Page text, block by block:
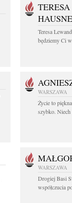
Teresa
będziemy Ci
WARSZAWA
Życie to
szybko. Niech
WARSZAWA
Drogiej Basi
współczucia